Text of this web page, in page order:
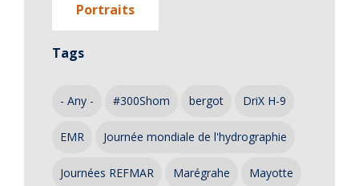
Portraits
Tags
- Any - #300Shom bergot DriX H-9
EMR Journée mondiale de l'hydrographie
Journées REFMAR Marégrahe Mayotte